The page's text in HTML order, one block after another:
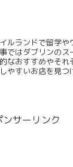
ルランドで留学や
ではダブリンの
なおすすめやそれ
やすいお店を見つ
ンサーリンク